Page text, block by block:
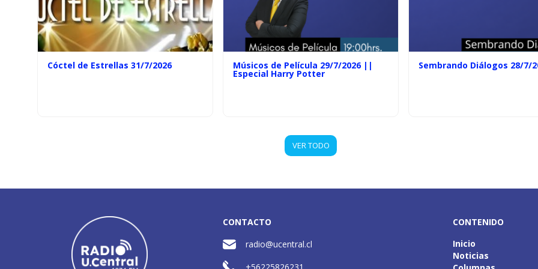
Cóctel de Estrellas 31/7/2026 Músicos de Película 29/7/2026 ||
Especial Harry Potter
Sembrando Diálogos 28/7/
VER TODO
CONTACTO
radio@ucentral.cl
CONTENIDO
Inicio
Noticias